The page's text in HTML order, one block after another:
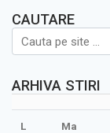
CAUTARE
ARHIVA STIRI
L Ma